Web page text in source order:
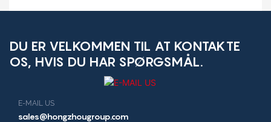
lotterikiosk,
udskrivningsmaskine
DU ER VELKOMMEN TIL AT KONTAKTE
OS, HVIS DU HAR SPØRGSMÅL.
E-MAIL US
sales@hongzhougroup.com